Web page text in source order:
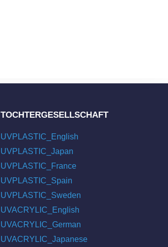
TOCHTERGESELLSCHAFT
UVPLASTIC_English
UVPLASTIC_Japan
UVPLASTIC_France
UVPLASTIC_Spain
UVPLASTIC_Sweden
UVACRYLIC_English
UVACRYLIC_German
UVACRYLIC_Japanese